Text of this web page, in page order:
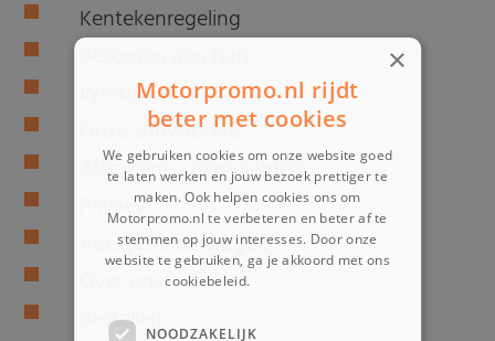
Kentekenregeling
Werkplaats
Onze showrooms
Algemene voorwaarden
Privacy
Veelgestelde vragen
Bestellen
×
Motorpromo.nl rijdt
beter met cookies
We gebruiken cookies om onze website goed
te laten werken en jouw bezoek prettiger te
maken. Ook helpen cookies ons om
Motorpromo.nl te verbeteren en beter af te
stemmen op jouw interesses. Door onze
website te gebruiken, ga je akkoord met ons
cookiebeleid.
NOODZAKELIJK